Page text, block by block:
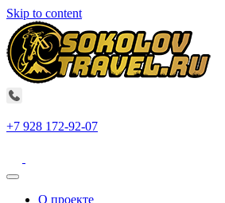
Skip to content
+7 928 172-92-07
О проекте